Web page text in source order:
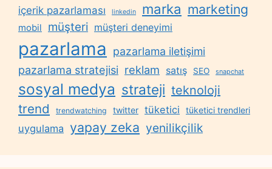
içerik pazarlaması linkedin marka marketing
mobil müşteri müşteri deneyimi
pazarlama
pazarlama iletişimi
pazarlama stratejisi reklam satış SEO snapchat
sosyal medya strateji teknoloji
trend trendwatching twitter tüketici tüketici trendleri
uygulama yapay zeka yenilikçilik